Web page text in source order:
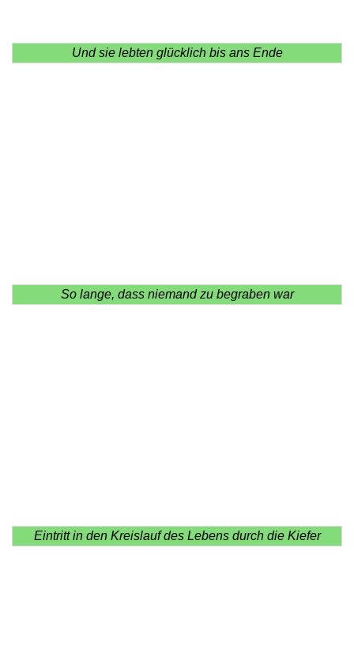
Und sie lebten glücklich bis ans Ende
So lange, dass niemand zu begraben war
Eintritt in den Kreislauf des Lebens durch die Kiefer